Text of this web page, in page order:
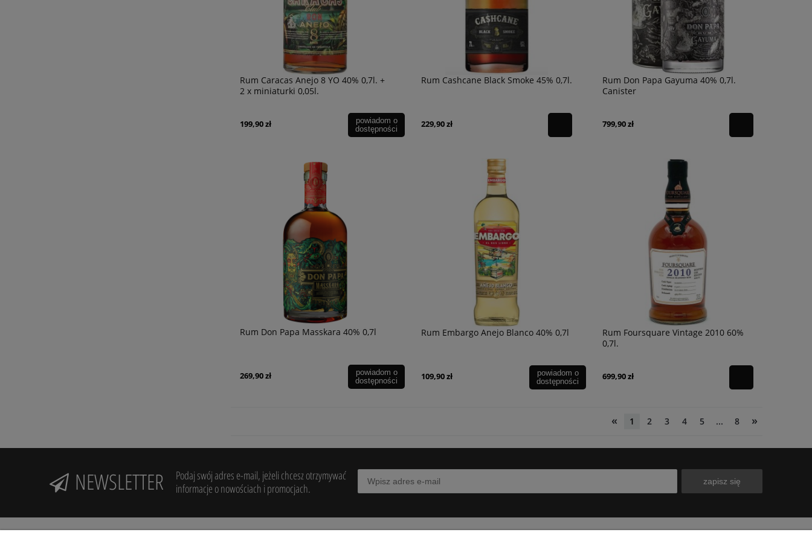
Rum Caracas Anejo 8 YO 40% 0,7l. +
2 x miniaturki 0,05l.
199,90 zł
powiadom o
dostępności
Rum Cashcane Black Smoke 45% 0,7l.
229,90 zł
Rum Don Papa Gayuma 40% 0,7l.
Canister
799,90 zł
Rum Don Papa Masskara 40% 0,7l
269,90 zł
powiadom o
dostępności
Rum Embargo Anejo Blanco 40% 0,7l
109,90 zł
powiadom o
dostępności
Rum Foursquare Vintage 2010 60%
0,7l.
699,90 zł
« 1 2 3 4 5 ... 8 »
NEWSLETTER
Podaj swój adres e-mail, jeżeli chcesz otrzymywać
informacje o nowościach i promocjach.
zapisz się